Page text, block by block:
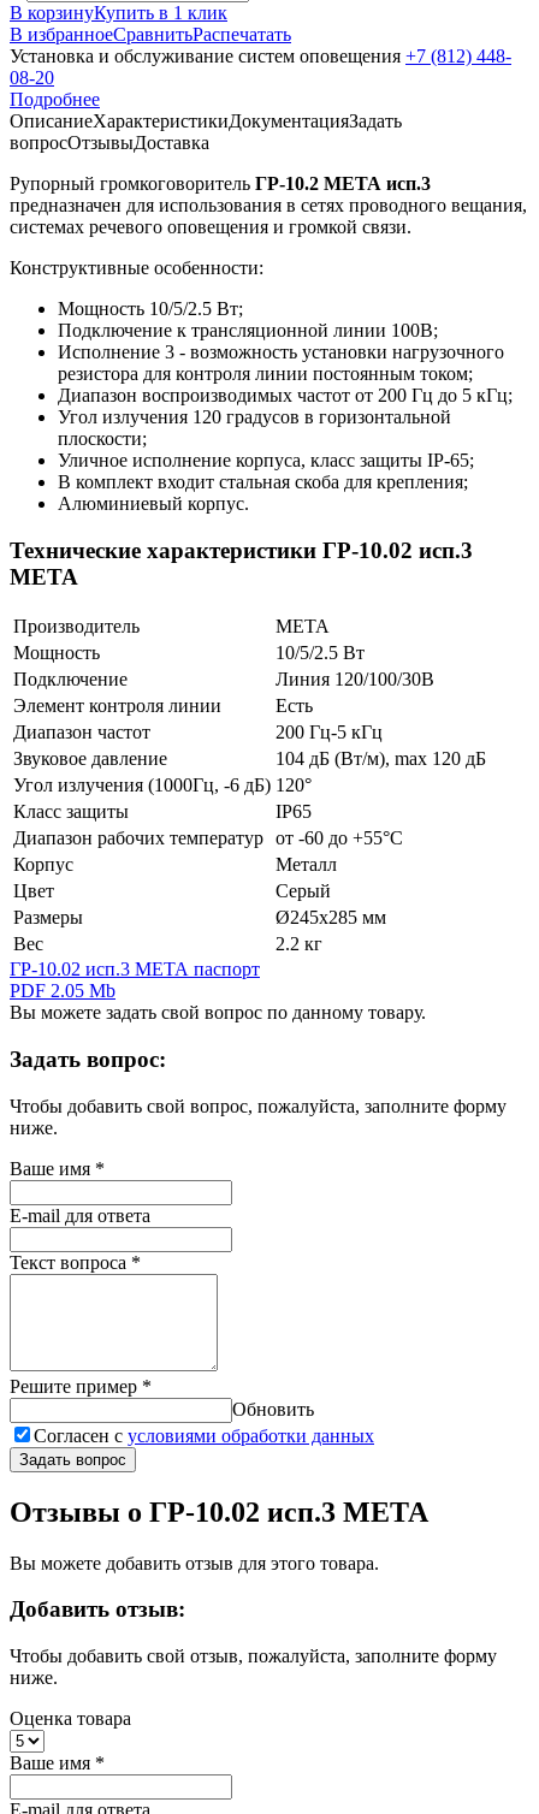
В корзинуКупить в 1 клик
В избранноеСравнитьРаспечатать
Установка и обслуживание систем оповещения +7 (812) 448-
08-20
Подробнее
ОписаниеХарактеристикиДокументацияЗадать
вопросОтзывыДоставка
Рупорный громкоговоритель ГР-10.2 МЕТА исп.3
предназначен для использования в сетях проводного вещания,
системах речевого оповещения и громкой связи.
Конструктивные особенности:
Мощность 10/5/2.5 Вт;
Подключение к трансляционной линии 100В;
Исполнение 3 - возможность установки нагрузочного
резистора для контроля линии постоянным током;
Диапазон воспроизводимых частот от 200 Гц до 5 кГц;
Угол излучения 120 градусов в горизонтальной
плоскости;
Уличное исполнение корпуса, класс защиты IP-65;
В комплект входит стальная скоба для крепления;
Алюминиевый корпус.
Технические характеристики ГР-10.02 исп.3
МЕТА
Производитель
МЕТА
Мощность
10/5/2.5 Вт
Подключение
Линия 120/100/30В
Элемент контроля линии
Есть
Диапазон частот
200 Гц-5 кГц
Звуковое давление
104 дБ (Вт/м), max 120 дБ
Угол излучения (1000Гц, ‑6 дБ) 120°
Класс защиты
IP65
Диапазон рабочих температур от -60 до +55°С
Корпус
Металл
Цвет
Серый
Размеры
Ø245х285 мм
Вес
2.2 кг
ГР-10.02 исп.3 МЕТА паспорт
PDF 2.05 Mb
Вы можете задать свой вопрос по данному товару.
Задать вопрос:
Чтобы добавить свой вопрос, пожалуйста, заполните форму
ниже.
Ваше имя *
E-mail для ответа
Текст вопроса *
Решите пример *
Обновить
Согласен с условиями обработки данных
Задать вопрос
Отзывы о ГР-10.02 исп.3 МЕТА
Вы можете добавить отзыв для этого товара.
Добавить отзыв:
Чтобы добавить свой отзыв, пожалуйста, заполните форму
ниже.
Оценка товара
Ваше имя *
E-mail для ответа